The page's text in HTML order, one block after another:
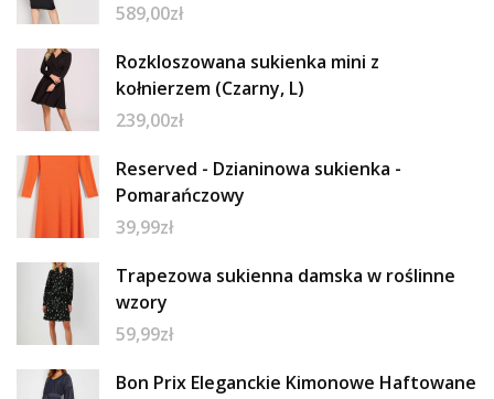
589,00zł
Rozkloszowana sukienka mini z
kołnierzem (Czarny, L)
239,00zł
Reserved - Dzianinowa sukienka -
Pomarańczowy
39,99zł
Trapezowa sukienna damska w roślinne
wzory
59,99zł
Bon Prix Eleganckie Kimonowe Haftowane